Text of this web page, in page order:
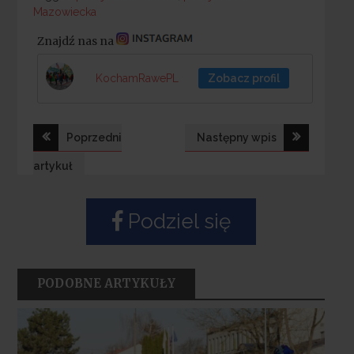
Mazowiecka
Znajdź nas na
KochamRawePL Zobacz profil
Nawigacja
wpisu
Poprzedni
artykuł
Następny wpis
Podziel się
PODOBNE ARTYKUŁY